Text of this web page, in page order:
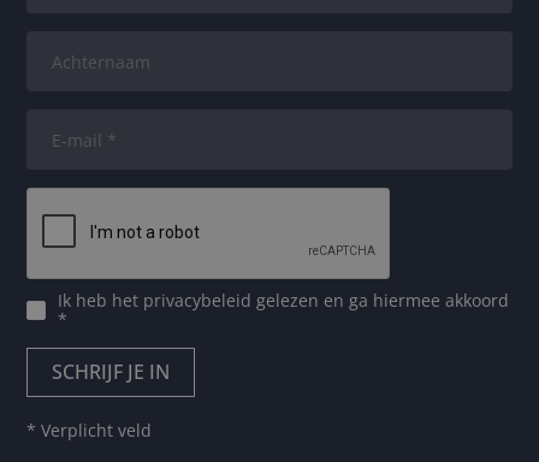
Ik heb het privacybeleid gelezen en ga hiermee akkoord
*
* Verplicht veld